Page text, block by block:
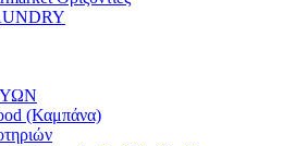
(Καμπάνα)